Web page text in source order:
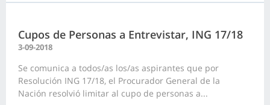
Cupos de Personas a Entrevistar, ING 17/18
3-09-2018
Se comunica a todos/as los/as aspirantes que por
Resolución ING 17/18, el Procurador General de la
Nación resolvió limitar al cupo de personas a...